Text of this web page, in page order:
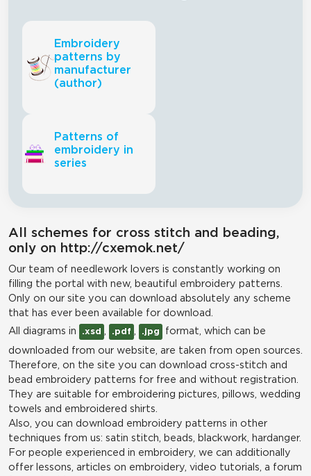
Embroidery
patterns by
manufacturer
(author)
Patterns of
embroidery in
series
All schemes for cross stitch and beading,
only on http://cxemok.net/
Our team of needlework lovers is constantly working on
filling the portal with new, beautiful embroidery patterns.
Only on our site you can download absolutely any scheme
that has ever been available for download.
All diagrams in
.xsd .pdf .jpg format, which can be
downloaded from our website, are taken from open sources.
Therefore, on the site you can download cross-stitch and
bead embroidery patterns for free and without registration.
They are suitable for embroidering pictures, pillows, wedding
towels and embroidered shirts.
Also, you can download embroidery patterns in other
techniques from us: satin stitch, beads, blackwork, hardanger.
For people experienced in embroidery, we can additionally
offer lessons, articles on embroidery, video tutorials, a forum